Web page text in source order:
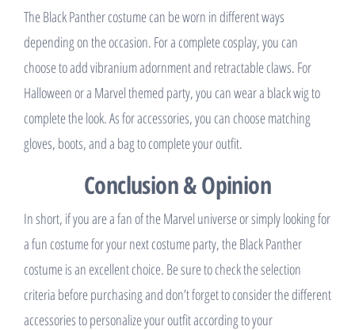
The Black Panther costume can be worn in different ways
depending on the occasion. For a complete cosplay, you can
choose to add vibranium adornment and retractable claws. For
Halloween or a Marvel themed party, you can wear a black wig to
complete the look. As for accessories, you can choose matching
gloves, boots, and a bag to complete your outfit.
Conclusion & Opinion
In short, if you are a fan of the Marvel universe or simply looking for
a fun costume for your next costume party, the Black Panther
costume is an excellent choice. Be sure to check the selection
criteria before purchasing and don’t forget to consider the different
accessories to personalize your outfit according to your